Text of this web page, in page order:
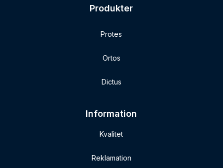
Produkter
Protes
Ortos
Dictus
Information
Kvalitet
Reklamation